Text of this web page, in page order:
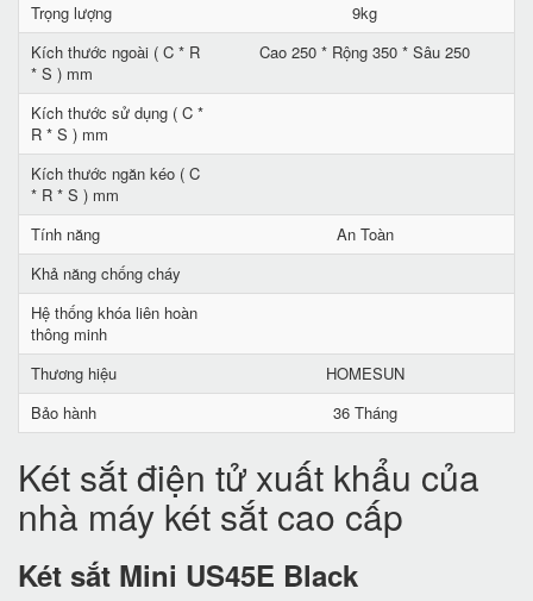
Trọng lượng
9kg
Kích thước ngoài ( C * R
* S ) mm
Cao 250 * Rộng 350 * Sâu 250
Kích thước sử dụng ( C *
R * S ) mm
Kích thước ngăn kéo ( C
* R * S ) mm
Tính năng
An Toàn
Khả năng chống cháy
Hệ thống khóa liên hoàn
thông minh
Thương hiệu
HOMESUN
Bảo hành
36 Tháng
Két sắt điện tử xuất khẩu của
nhà máy két sắt cao cấp
Két sắt Mini US45E Black